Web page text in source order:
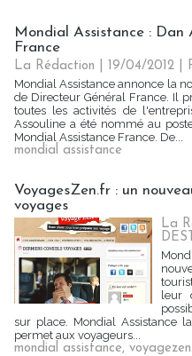
Mondial Assistance : Dan
France
La Rédaction | 19/04/2012
Mondial Assistance annonce la
de Directeur Général France. Il
toutes les activités de
Assouline a été nommé au
Mondial Assistance France. De...
mondial assistance
VoyagesZen.fr : un
voyages
La
leur
sur place. Mondial Assistance
permet aux voyageurs...
mondial assistance,